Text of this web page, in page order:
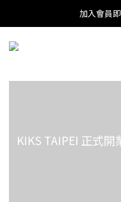
加入會員
KIKS TAIPEI 正式